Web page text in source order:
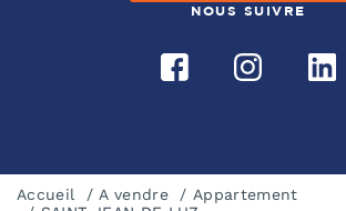
NOUS SUIVRE
Accueil A vendre
Appartement